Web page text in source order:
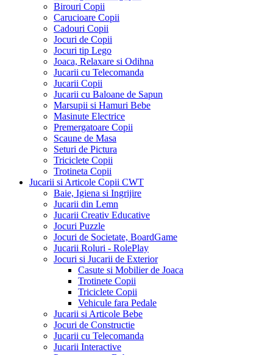
Birouri Copii
Carucioare Copii
Cadouri Copii
Jocuri de Copii
Jocuri tip Lego
Joaca, Relaxare si Odihna
Jucarii cu Telecomanda
Jucarii Copii
Jucarii cu Baloane de Sapun
Marsupii si Hamuri Bebe
Masinute Electrice
Premergatoare Copii
Scaune de Masa
Seturi de Pictura
Triciclete Copii
Trotineta Copii
Jucarii si Articole Copii CWT
Baie, Igiena si Ingrijire
Jucarii din Lemn
Jucarii Creativ Educative
Jocuri Puzzle
Jocuri de Societate, BoardGame
Jucarii Roluri - RolePlay
Jocuri si Jucarii de Exterior
Casute si Mobilier de Joaca
Trotinete Copii
Triciclete Copii
Vehicule fara Pedale
Jucarii si Articole Bebe
Jocuri de Constructie
Jucarii cu Telecomanda
Jucarii Interactive